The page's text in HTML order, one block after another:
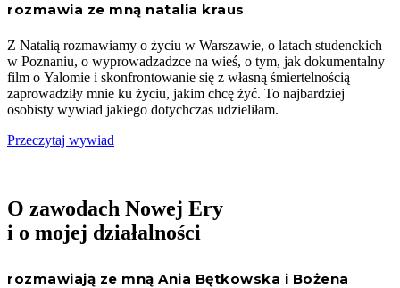
rozmawia ze mną natalia kraus
Z Natalią rozmawiamy o życiu w Warszawie, o latach studenckich
w Poznaniu, o wyprowadzadzce na wieś, o tym, jak dokumentalny
film o Yalomie i skonfrontowanie się z własną śmiertelnością
zaprowadziły mnie ku życiu, jakim chcę żyć. To najbardziej
osobisty wywiad jakiego dotychczas udzieliłam.
Przeczytaj wywiad
O zawodach Nowej Ery
i o mojej działalności
rozmawiają ze mną Ania Bętkowska i Bożena